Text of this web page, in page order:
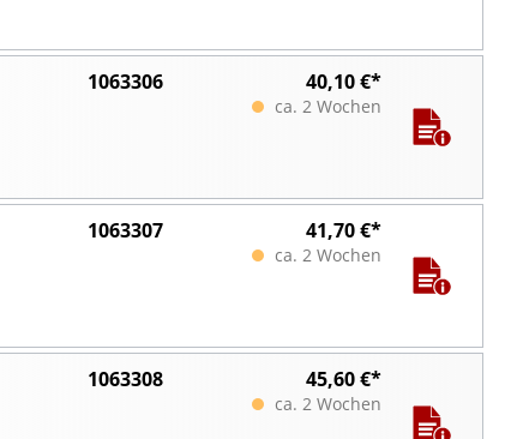
1063306 40,10 €*
ca. 2 Wochen
1063307 41,70 €*
ca. 2 Wochen
1063308 45,60 €*
ca. 2 Wochen